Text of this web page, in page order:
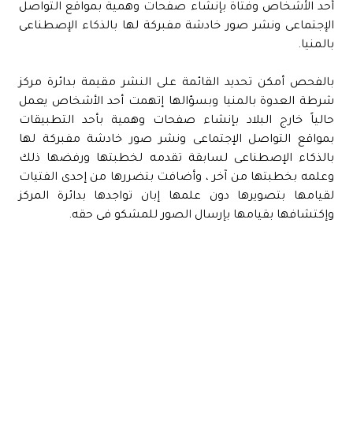
أحد الأشخاص وفتاة بإنشاء صفحات وهمية بمواقع التواصل
الإجتماعى ونشر صور خادشة مفبركة لها بالذكاء الإصطناعى
بالمنيا.
بالفحص أمكن تحديد القائمة على النشر مقيمة بدائرة مركز
شرطة العدوة بالمنيا وبسؤالها إتهمت أحد الأشخاص يعمل
حالياً خارج البلاد بإنشاء صفحات وهمية بأحد التطبيقات
بمواقع التواصل الإجتماعى ونشر صور خادشة مفبركة لها
بالذكاء الإصطناعى لسابقة تقدمه لخطبتها ورفضها ذلك
وعلمه بخطبتها من آخر ، وأضافت بتضررها من إحدى الفتيات
لقيامها بتصويرها دون علمها إبان تواجدها بدائرة المركز
وإكتشافها بقيامها بإرسال الصور للمشكو فى حقه.